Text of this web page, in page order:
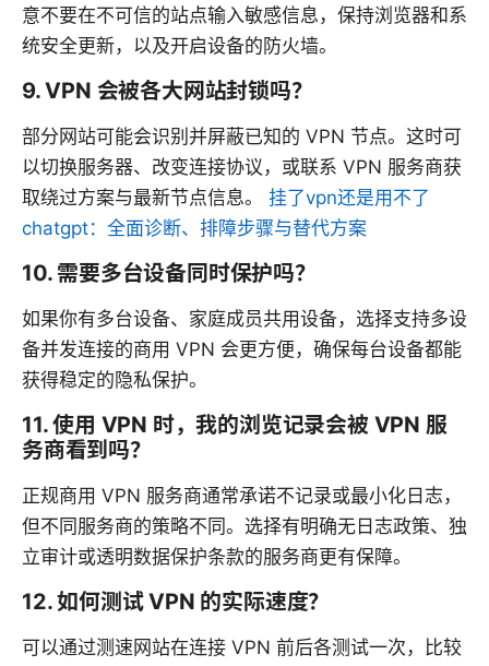
意不要在不可信的站点输入敏感信息，保持浏览器和系
统安全更新，以及开启设备的防火墙。
9. VPN 会被各大网站封锁吗？
部分网站可能会识别并屏蔽已知的 VPN 节点。这时可
以切换服务器、改变连接协议，或联系 VPN 服务商获
取绕过方案与最新节点信息。 挂了vpn还是用不了
chatgpt：全面诊断、排障步骤与替代方案
10. 需要多台设备同时保护吗？
如果你有多台设备、家庭成员共用设备，选择支持多设
备并发连接的商用 VPN 会更方便，确保每台设备都能
获得稳定的隐私保护。
11. 使用 VPN 时，我的浏览记录会被 VPN 服
务商看到吗？
正规商用 VPN 服务商通常承诺不记录或最小化日志，
但不同服务商的策略不同。选择有明确无日志政策、独
立审计或透明数据保护条款的服务商更有保障。
12. 如何测试 VPN 的实际速度？
可以通过测速网站在连接 VPN 前后各测试一次，比较